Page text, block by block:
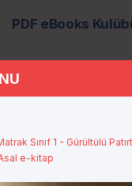
PDF eBooks
Sınıf 1 - Gürültülü
e-kitap